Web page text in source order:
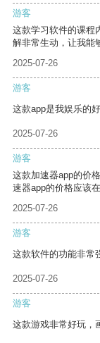
游客
这款学习软件的课程
解非常生动，让我能
2025-07-26
游客
这款app是我娱乐的
2025-07-26
游客
这款加速器app的价
速器app的价格应该
2025-07-26
游客
这款软件的功能非常
2025-07-26
游客
这款游戏非常好玩，